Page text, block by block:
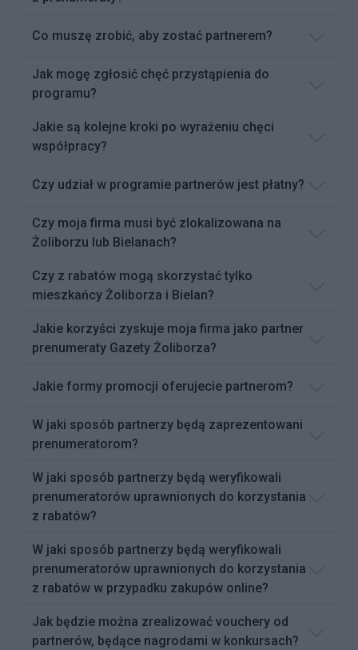
Co muszę zrobić, aby zostać partnerem?
Jak mogę zgłosić chęć przystąpienia do
programu?
Jakie są kolejne kroki po wyrażeniu chęci
współpracy?
Czy udział w programie partnerów jest płatny?
Czy moja firma musi być zlokalizowana na
Żoliborzu lub Bielanach?
Czy z rabatów mogą skorzystać tylko
mieszkańcy Żoliborza i Bielan?
Jakie korzyści zyskuje moja firma jako partner
prenumeraty Gazety Żoliborza?
Jakie formy promocji oferujecie partnerom?
W jaki sposób partnerzy będą zaprezentowani
prenumeratorom?
W jaki sposób partnerzy będą weryfikowali
prenumeratorów uprawnionych do korzystania
z rabatów?
W jaki sposób partnerzy będą weryfikowali
prenumeratorów uprawnionych do korzystania
z rabatów w przypadku zakupów online?
Jak będzie można zrealizować vouchery od
partnerów, będące nagrodami w konkursach?